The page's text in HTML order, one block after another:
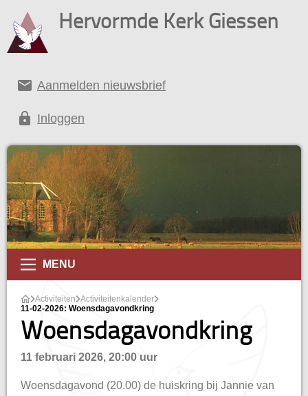
Hervormde Kerk Giessen
email Aanmelden nieuwsbrief
lock Inloggen
MENU
Activiteiten Activiteitenkalender
11-02-2026: Woensdagavondkring
Woensdagavondkring
11 februari 2026, 20:00 uur
Woensdagavond (20.00) de huiskring bij Jannie van